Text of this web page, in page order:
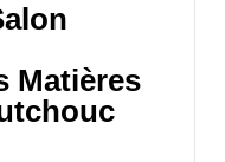
Matières